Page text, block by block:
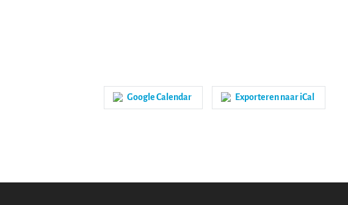
Google Calendar Exporteren naar iCal